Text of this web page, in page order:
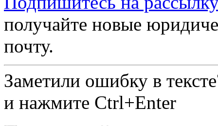
получайте новые
почту.
Заметили ошибку в
и нажмите Ctrl+Enter